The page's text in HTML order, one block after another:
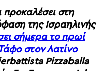
προκαλέσει στη
της Ισραηλινής
σήμερα το πρωί
στον Λατίνο
Pizzaballa